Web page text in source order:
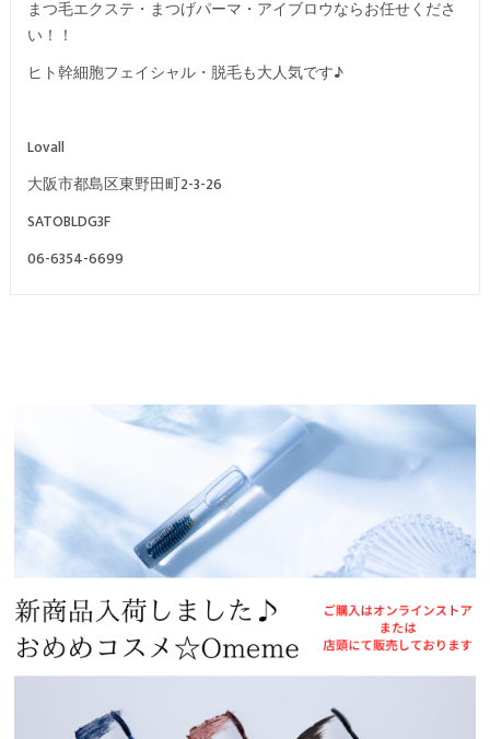
まつ毛エクステ・まつげパーマ・アイブロウならお任せくださ
い！！
ヒト幹細胞フェイシャル・脱毛も大人気です♪
Lovall
大阪市都島区東野田町2-3-26
SATOBLDG3F
06-6354-6699